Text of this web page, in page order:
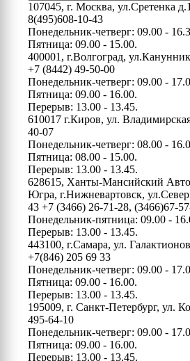
107045, г. Москва, ул.Сретенка
8(495)608-10-43
Понедельник-четверг: 09.00 -
Пятница: 09.00 - 15.00.
400001, г.Волгоград,
+7 (8442) 49-50-00
Понедельник-четверг: 09.00 -
Пятница: 09.00 - 16.00.
Перерыв: 13.00 - 13.45.
610017 г.Киров, ул.
40-07
Понедельник-четверг: 08.00 -
Пятница: 08.00 - 15.00.
Перерыв: 13.00 - 13.45.
628615, Ханты-Мансийский
Югра, г.Нижневартовск,
43 +7 (3466) 26-71-28, (3466)67-
Понедельник-пятница: 09.00 -
Перерыв: 13.00 - 13.45.
443100, г.Самара, ул.
+7(846) 205 69 33
Понедельник-четверг: 09.00 -
Пятница: 09.00 - 16.00.
Перерыв: 13.00 - 13.45.
195009, г. Санкт-Петербург, ул.
495-64-10
Понедельник-четверг: 09.00 -
Пятница: 09.00 - 16.00.
Перерыв: 13.00 - 13.45.